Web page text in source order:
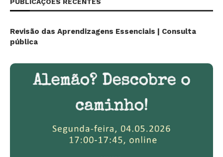
Revisão das Aprendizagens Essenciais | Consulta
pública